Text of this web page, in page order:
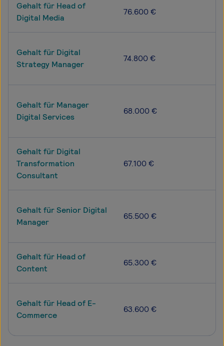
Gehalt für Head of
Digital Media
76.600 €
Gehalt für Digital
Strategy Manager
74.800 €
Gehalt für Manager
Digital Services
68.000 €
Gehalt für Digital
Transformation
Consultant
67.100 €
Gehalt für Senior Digital
Manager
65.500 €
Gehalt für Head of
Content
65.300 €
Gehalt für Head of E-
Commerce
63.600 €